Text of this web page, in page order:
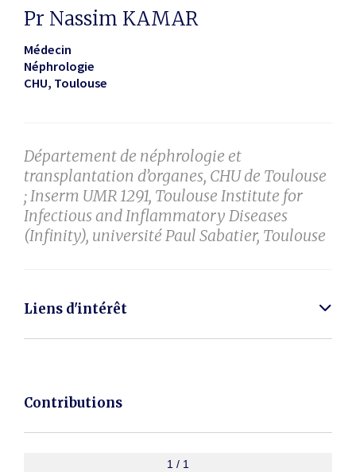
Pr Nassim KAMAR
Médecin
Néphrologie
CHU Toulouse
Département de néphrologie et
transplantation d’organes, CHU de Toulouse
; Inserm UMR 1291, Toulouse Institute for
Infectious and Inflammatory Diseases
(Infinity), université Paul Sabatier, Toulouse
Liens d'intérêt
Contributions
1 / 1